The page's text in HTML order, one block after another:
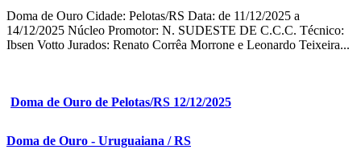
Doma de Ouro Cidade: Pelotas/RS Data: de 11/12/2025 a
14/12/2025 Núcleo Promotor: N. SUDESTE DE C.C.C. Técnico:
Ibsen Votto Jurados: Renato Corrêa Morrone e Leonardo Teixeira...
Doma de Ouro de Pelotas/RS 12/12/2025
Doma de Ouro - Uruguaiana / RS